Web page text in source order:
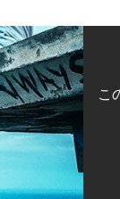
こ